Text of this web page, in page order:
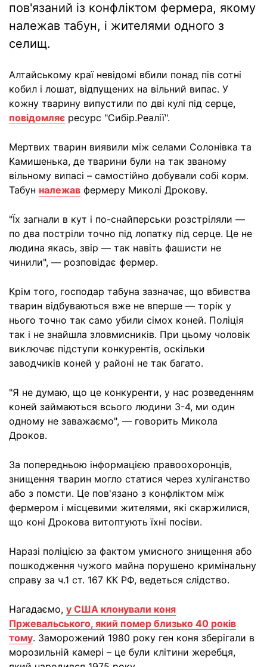
пов'язаний із конфліктом фермера, якому
належав табун, і жителями одного з
селищ.
Алтайському краї невідомі вбили понад пів сотні
кобил і лошат, відпущених на вільний випас. У
кожну тварину випустили по дві кулі під серце,
повідомляє ресурс "Сибір.Реалії".
Мертвих тварин виявили між селами Солонівка та
Камишенька, де тварини були на так званому
вільному випасі – самостійно добували собі корм.
Табун належав фермеру Миколі Дрокову.
"Їх загнали в кут і по-снайперськи розстріляли —
по два постріли точно під лопатку під серце. Це не
людина якась, звір — так навіть фашисти не
чинили", — розповідає фермер.
Крім того, господар табуна зазначає, що вбивства
тварин відбуваються вже не вперше — торік у
нього точно так само убили сімох коней. Поліція
так і не знайшла зловмисників. При цьому чоловік
виключає підступи конкурентів, оскільки
заводчиків коней у районі не так багато.
"Я не думаю, що це конкуренти, у нас розведенням
коней займаються всього людини 3-4, ми один
одному не заважаємо", — говорить Микола
Дроков.
За попередньою інформацією правоохоронців,
знищення тварин могло статися через хуліганство
або з помсти. Це пов'язано з конфліктом між
фермером і місцевими жителями, які скаржилися,
що коні Дрокова витоптують їхні посіви.
Наразі поліцією за фактом умисного знищення або
пошкодження чужого майна порушено кримінальну
справу за ч.1 ст. 167 КК РФ, ведеться слідство.
Нагадаємо, у США клонували коня
Пржевальського, який помер близько 40 років
тому. Заморожений 1980 року ген коня зберігали в
морозильній камері – це були клітини жеребця,